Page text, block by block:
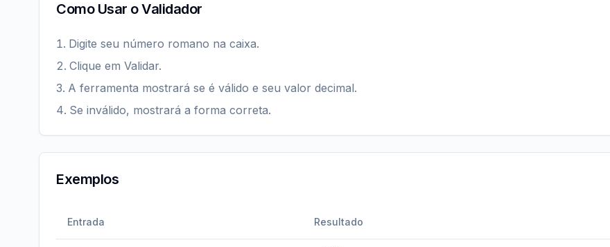
Como Usar o Validador
Digite seu número romano na caixa.
Clique em Validar.
A ferramenta mostrará se é válido e seu valor decimal.
Se inválido, mostrará a forma correta.
Exemplos
Entrada Resultado